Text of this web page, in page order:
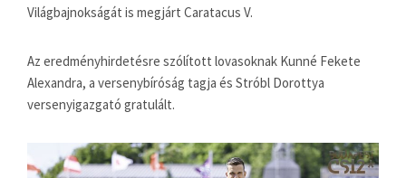
Világbajnokságát is megjárt Caratacus V.
Az eredményhirdetésre szólított lovasoknak Kunné Fekete
Alexandra, a versenybíróság tagja és Stróbl Dorottya
versenyigazgató gratulált.